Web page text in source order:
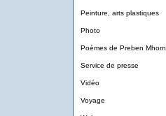
Peinture, arts plastiques
Photo
Poèmes de Preben Mhorn
Service de presse
Vidéo
Voyage